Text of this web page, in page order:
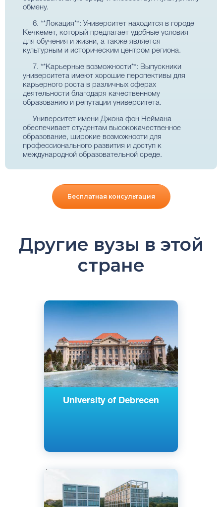
обмену.
6. **Локация**: Университет находится в городе
Кечкемет, который предлагает удобные условия
для обучения и жизни, а также является
культурным и историческим центром региона.
7. **Карьерные возможности**: Выпускники
университета имеют хорошие перспективы для
карьерного роста в различных сферах
деятельности благодаря качественному
образованию и репутации университета.
Университет имени Джона фон Неймана
обеспечивает студентам высококачественное
образование, широкие возможности для
профессионального развития и доступ к
международной образовательной среде.
Бесплатная консультация
Другие вузы в этой
стране
University of Debrecen
Английский
Государственный
Венгерский
Немецкий
Французский